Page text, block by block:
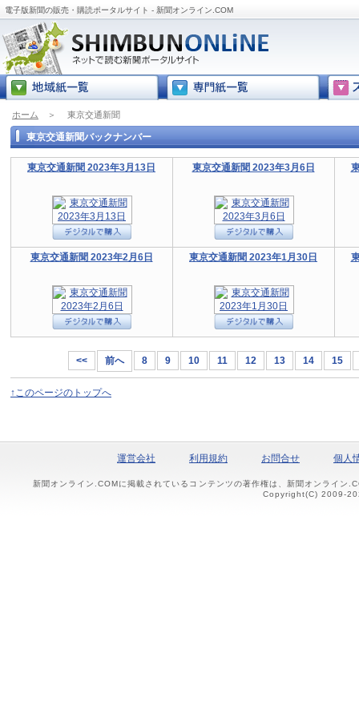
電子版新聞の販売・購読ポータルサイト - 新聞オンライン.COM
ホーム ＞ 東京交通新聞
東京交通新聞バックナンバー
東京交通新聞 2023年3月13日 東京交通新聞 2023年3月6日
東京交通新聞 2023年2月6日 東京交通新聞 2023年1月30日
<< 前へ 8 9 10 11 12 13 14 15
↑このページのトップへ
運営会社 利用規約 お問合せ 個人
新聞オンライン.COMに掲載されているコンテンツの著作権は、新聞オンライン
Copyright(C) 2009-